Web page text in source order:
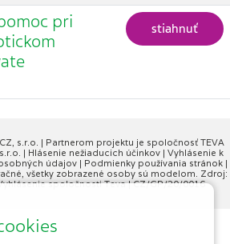
pri
stiahnuť
s.r.o. | Partnerom projektu je spoločnosť TEVA
| Hlásenie nežiaducich účinkov | Vyhlásenie k
údajov | Podmienky používania stránok |
všetky zobrazené osoby sú modelom. Zdroj:
spoločnosti Teva| CZ/GP/20/0016